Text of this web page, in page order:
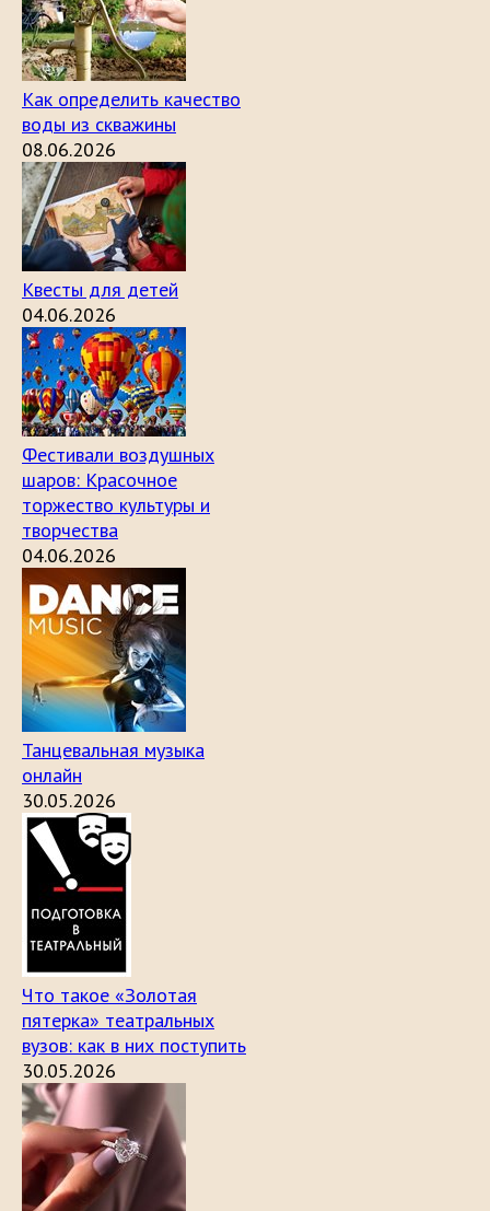
Как определить качество
воды из скважины
08.06.2026
Квесты для детей
04.06.2026
Фестивали воздушных
шаров: Красочное
торжество культуры и
творчества
04.06.2026
Танцевальная музыка
онлайн
30.05.2026
Что такое «Золотая
пятерка» театральных
вузов: как в них поступить
30.05.2026